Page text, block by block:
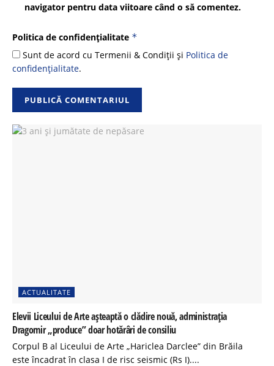
navigator pentru data viitoare când o să comentez.
Politica de confidențialitate *
Sunt de acord cu Termenii & Condiții și Politica de
confidențialitate.
ACTUALITATE
Elevii Liceului de Arte așteaptă o clădire nouă, administrația
Dragomir „produce” doar hotărâri de consiliu
Corpul B al Liceului de Arte „Hariclea Darclee” din Brăila
este încadrat în clasa I de risc seismic (Rs I)....